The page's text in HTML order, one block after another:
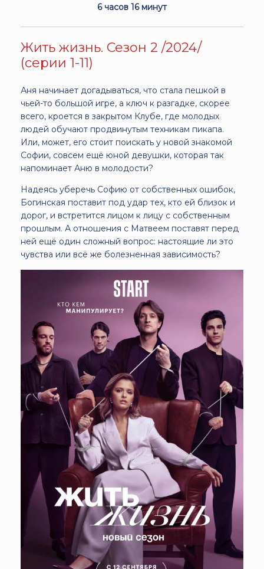
6 часов 16 минут
Жить жизнь. Сезон 2 /2024/
(серии 1-11)
Аня начинает догадываться, что стала пешкой в
чьей-то большой игре, а ключ к разгадке, скорее
всего, кроется в закрытом Клубе, где молодых
людей обучают продвинутым техникам пикапа.
Или, может, его стоит поискать у новой знакомой
Софии, совсем ещё юной девушки, которая так
напоминает Аню в молодости?
Надеясь уберечь Софию от собственных ошибок,
Богинская поставит под удар тех, кто ей близок и
дорог, и встретится лицом к лицу с собственным
прошлым. А отношения с Матвеем поставят перед
ней ещё один сложный вопрос: настоящие ли это
чувства или всё же болезненная зависимость?